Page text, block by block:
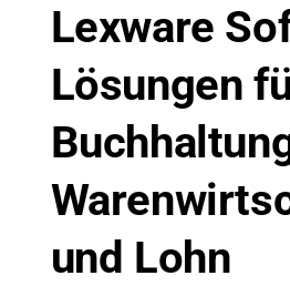
Lexware
Lösungen
und Lohn